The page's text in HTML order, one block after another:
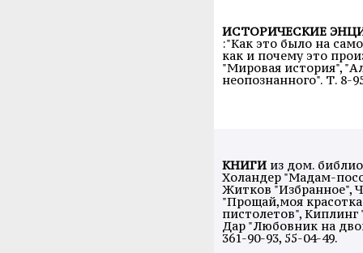
ИСТОРИЧЕСКИЕ
:"Как это было на
как и почему это
"Мировая история",
неопознанного". Т. 8-
КНИГИ из дом.
Холандер "Мадам-
Житков "Избранное",
"Прощай,моя
пистолетов", Киплинг
Дар "Любовник на
361-90-93, 55-04-49.